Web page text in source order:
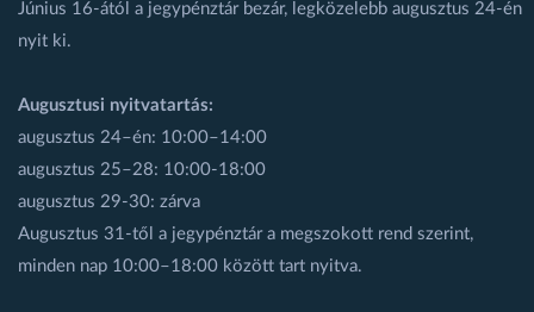
Június 16-ától a jegypénztár bezár, legközelebb augusztus 24-én
nyit ki.
Augusztusi nyitvatartás:
augusztus 24–én: 10:00–14:00
augusztus 25–28: 10:00-18:00
augusztus 29-30: zárva
Augusztus 31-től a jegypénztár a megszokott rend szerint,
minden nap 10:00–18:00 között tart nyitva.